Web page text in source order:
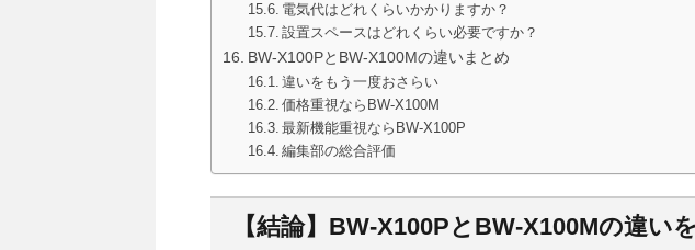
電気代はどれくらいかかりますか？
設置スペースはどれくらい必要ですか？
BW-X100PとBW-X100Mの違いまとめ
違いをもう一度おさらい
価格重視ならBW-X100M
最新機能重視ならBW-X100P
編集部の総合評価
【結論】BW-X100PとBW-X100Mの違い